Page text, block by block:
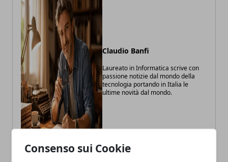
Consenso sui Cookie
Claudio Banfi
Laureato in Informatica scrive con
passione notizie dal mondo della
tecnologia portando in Italia le
ultime novità dal mondo.